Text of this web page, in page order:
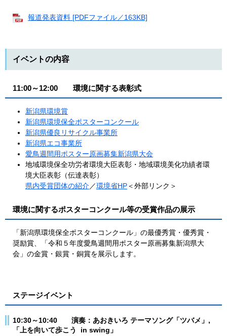
報道発表資料 [PDFファイル／163KB]
イベントの内容
11:00～12:00 環境に関する表彰式
新潟県環境賞
新潟県環境保全ポスターコンクール
新潟県優良リサイクル事業所
新潟県エコ事業所
愛鳥週間用ポスター原画募集新潟県大会
地域環境保全功労者環境大臣表彰・地域環境美化功績者環
境大臣表彰（伝達表彰）
県内受賞団体の紹介／環境省HP＜外部リンク＞
環境に関するポスターコンクール等の受賞作品の展示
「新潟県環境保全ポスターコンクール」の最優秀賞・優秀賞・
奨励賞、「令和５年度愛鳥週間用ポスター原画募集新潟県大
会」の金賞・銀賞・銅賞を展示します。
ステージイベント
10:30～10:40 演奏：あおきいろ テーマソング「ツバメ」,
「上を向いて歩こう in swing」